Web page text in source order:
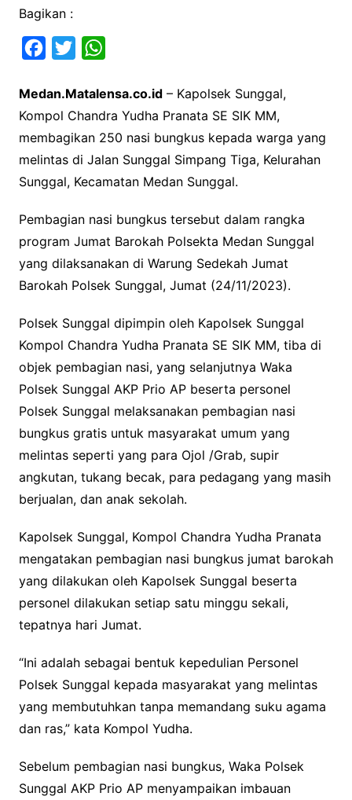
Bagikan :
c
e
b
o
o
k
i
t
t
e
r
a
t
s
A
p
p
Medan.Matalensa.co.id– Kapolsek Sunggal,
Kompol Chandra Yudha Pranata SE SIK MM,
membagikan 250 nasi bungkus kepada warga yang
melintas di Jalan Sunggal Simpang Tiga, Kelurahan
Sunggal, Kecamatan Medan Sunggal.
Pembagian nasi bungkus tersebut dalam rangka
program Jumat Barokah Polsekta Medan Sunggal
yang dilaksanakan di Warung Sedekah Jumat
Barokah Polsek Sunggal, Jumat (24/11/2023).
Polsek Sunggal dipimpin oleh Kapolsek Sunggal
Kompol Chandra Yudha Pranata SE SIK MM, tiba di
objek pembagian nasi, yang selanjutnya Waka
Polsek Sunggal AKP Prio AP beserta personel
Polsek Sunggal melaksanakan pembagian nasi
bungkus gratis untuk masyarakat umum yang
melintas seperti yang para Ojol /Grab, supir
angkutan, tukang becak, para pedagang yang masih
berjualan, dan anak sekolah.
Kapolsek Sunggal, Kompol Chandra Yudha Pranata
mengatakan pembagian nasi bungkus jumat barokah
yang dilakukan oleh Kapolsek Sunggal beserta
personel dilakukan setiap satu minggu sekali,
tepatnya hari Jumat.
“Ini adalah sebagai bentuk kepedulian Personel
Polsek Sunggal kepada masyarakat yang melintas
yang membutuhkan tanpa memandang suku agama
dan ras,” kata Kompol Yudha.
Sebelum pembagian nasi bungkus, Waka Polsek
Sunggal AKP Prio AP menyampaikan imbauan